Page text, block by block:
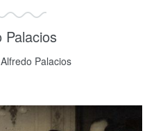
Palacios
Palacios